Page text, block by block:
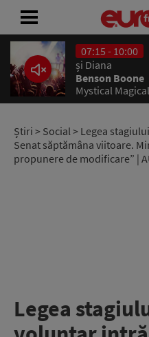
07:15 - 10:00
și Diana
Benson Boone
Mystical Magical
Știri > Social> Legea
Senat săptămâna viitoare.
propunere de modificare” |
Legea
ACASĂ
ȘTIRI
RADIO
CONCURSURI